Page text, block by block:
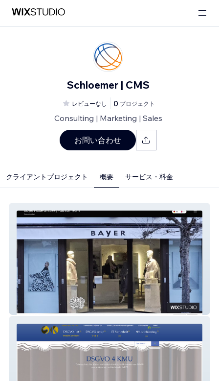
Schloemer | CMS
レビューなし 0 プロジェクト
Consulting | Marketing | Sales
お問い合わせ
クライアントプロジェクト 概要 サービス・料金
Lisa E. Fashion Team